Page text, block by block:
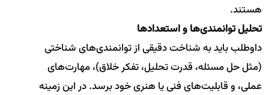
هستند.
تحلیل توانمندی‌ها و استعدادها
داوطلب باید به شناخت دقیقی از توانمندی‌های شناختی
(مثل حل مسئله، قدرت تحلیل، تفکر خلاق)، مهارت‌های
عملی، و قابلیت‌های فنی یا هنری خود برسد. در این زمینه